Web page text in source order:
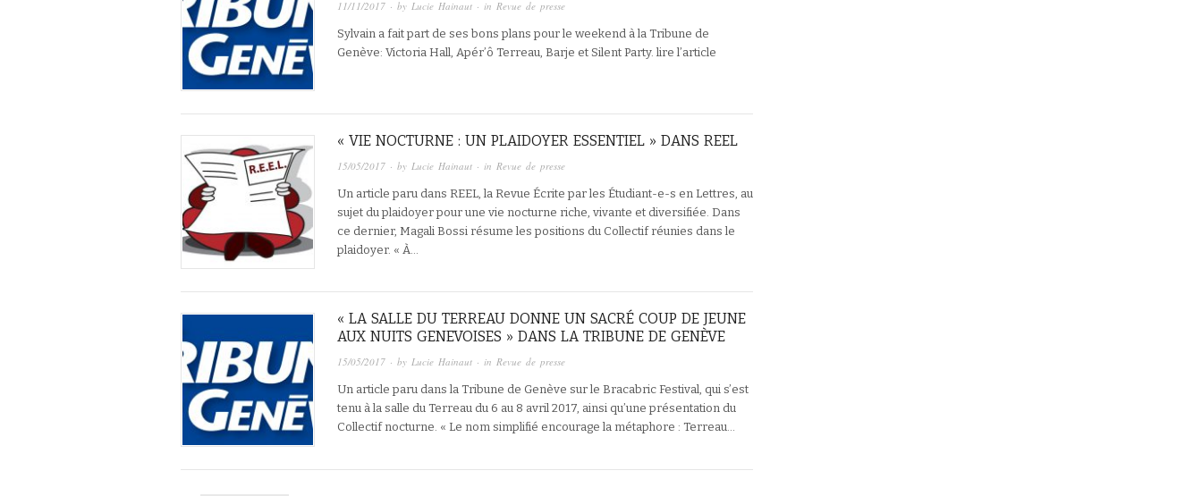
11/11/2017 · by Lucie Hainaut · in Revue de presse
Sylvain a fait part de ses bons plans pour le weekend à la Tribune de
Genève: Victoria Hall, Apér’ô Terreau, Barje et Silent Party. lire l’article
« VIE NOCTURNE : UN PLAIDOYER ESSENTIEL » DANS REEL
15/05/2017 · by Lucie Hainaut · in Revue de presse
Un article paru dans REEL, la Revue Écrite par les Étudiant-e-s en Lettres, au
sujet du plaidoyer pour une vie nocturne riche, vivante et diversifiée. Dans
ce dernier, Magali Bossi résume les positions du Collectif réunies dans le
plaidoyer. « À…
« LA SALLE DU TERREAU DONNE UN SACRÉ COUP DE JEUNE
AUX NUITS GENEVOISES » DANS LA TRIBUNE DE GENÈVE
15/05/2017 · by Lucie Hainaut · in Revue de presse
Un article paru dans la Tribune de Genève sur le Bracabric Festival, qui s’est
tenu à la salle du Terreau du 6 au 8 avril 2017, ainsi qu’une présentation du
Collectif nocturne. « Le nom simplifié encourage la métaphore : Terreau…